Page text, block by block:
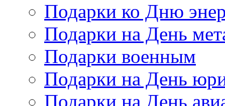
Подарки ко Дню
Подарки на День
Подарки военным
Подарки на День
Подарки на День